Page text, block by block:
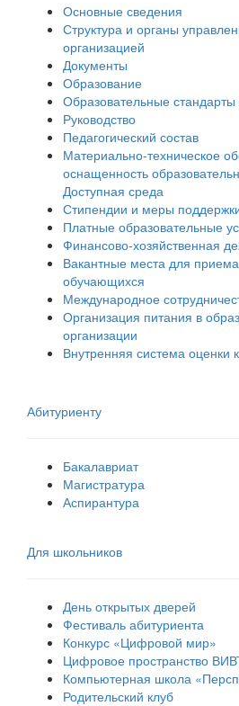
Основные сведения
Структура и органы
организацией
Документы
Образование
Образовательные стандарты
Руководство
Педагогический состав
Материально-техническое
оснащенность
Доступная среда
Стипендии и меры
Платные образовательные
Финансово-хозяйственная
Вакантные места для
обучающихся
Международное
Организация питания в
организации
Внутренняя система оценки
Абитуриенту
Бакалавриат
Магистратура
Аспирантура
Для школьников
День открытых дверей
Фестиваль абитуриента
Конкурс «Цифровой мир»
Цифровое пространство
Компьютерная школа
Родительский клуб